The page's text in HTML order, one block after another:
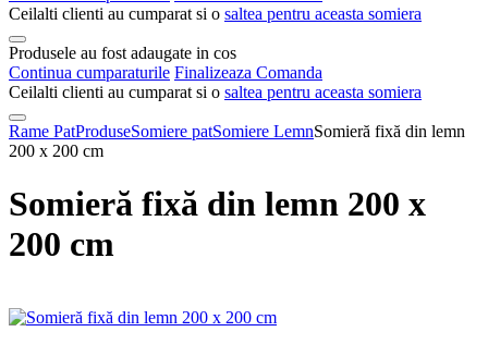
Ceilalti clienti au cumparat si o saltea pentru aceasta somiera
Produsele au fost adaugate in cos
Continua cumparaturile Finalizeaza Comanda
Ceilalti clienti au cumparat si o saltea pentru aceasta somiera
Rame PatProduseSomiere patSomiere LemnSomieră fixă din lemn
200 x 200 cm
Somieră fixă din lemn 200 x
200 cm